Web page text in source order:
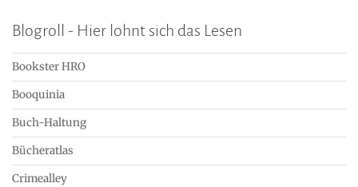
Blogroll - Hier lohnt sich das Lesen
Bookster HRO
Booquinia
Buch-Haltung
Bücheratlas
Crimealley